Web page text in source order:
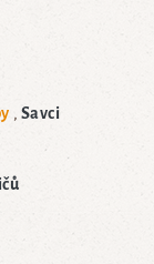
Savci